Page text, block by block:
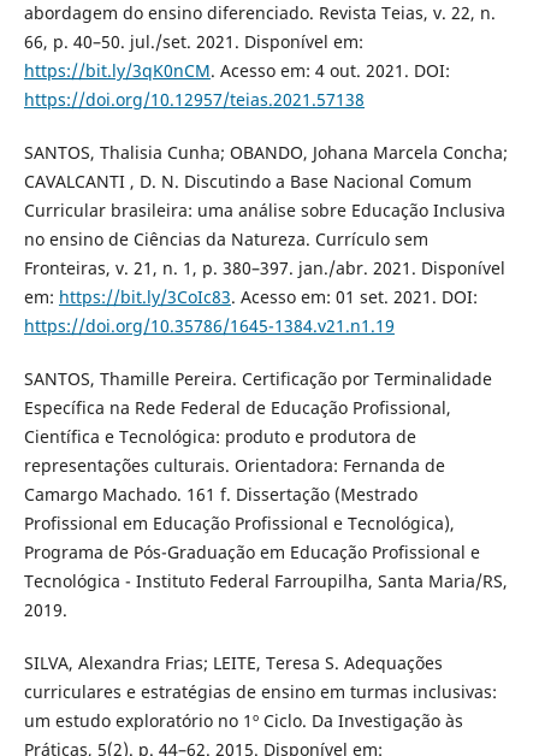
abordagem do ensino diferenciado. Revista Teias, v. 22, n.
66, p. 40–50. jul./set. 2021. Disponível em:
https://bit.ly/3qK0nCM. Acesso em: 4 out. 2021. DOI:
https://doi.org/10.12957/teias.2021.57138
SANTOS, Thalisia Cunha; OBANDO, Johana Marcela Concha;
CAVALCANTI , D. N. Discutindo a Base Nacional Comum
Curricular brasileira: uma análise sobre Educação Inclusiva
no ensino de Ciências da Natureza. Currículo sem
Fronteiras, v. 21, n. 1, p. 380–397. jan./abr. 2021. Disponível
em: https://bit.ly/3CoIc83. Acesso em: 01 set. 2021. DOI:
https://doi.org/10.35786/1645-1384.v21.n1.19
SANTOS, Thamille Pereira. Certificação por Terminalidade
Específica na Rede Federal de Educação Profissional,
Científica e Tecnológica: produto e produtora de
representações culturais. Orientadora: Fernanda de
Camargo Machado. 161 f. Dissertação (Mestrado
Profissional em Educação Profissional e Tecnológica),
Programa de Pós-Graduação em Educação Profissional e
Tecnológica - Instituto Federal Farroupilha, Santa Maria/RS,
2019.
SILVA, Alexandra Frias; LEITE, Teresa S. Adequações
curriculares e estratégias de ensino em turmas inclusivas:
um estudo exploratório no 1º Ciclo. Da Investigação às
Práticas, 5(2). p. 44–62. 2015. Disponível em: